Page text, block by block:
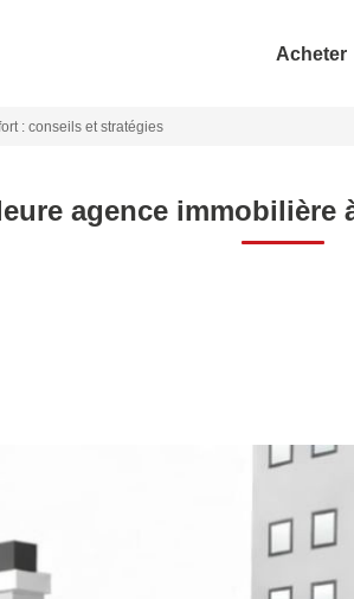
Acheter
: conseils et stratégies
agence